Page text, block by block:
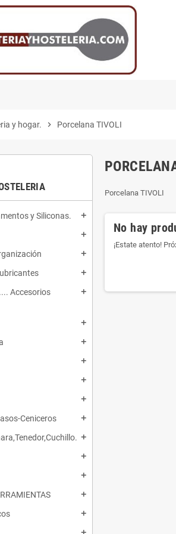
y hogar. chevron_right Porcelana TIVOLI
y Siliconas. add
add
add
add
Accesorios
add
add
add
add
add
add
Ceniceros add
add
add
add
add
add
Porcelana TIVOLI
No hay
¡Estate atento!